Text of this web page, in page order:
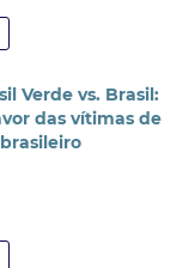
Verde vs. Brasil:
das vítimas de